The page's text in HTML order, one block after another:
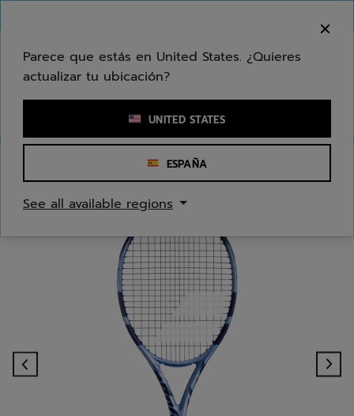
Ingresar una palabra clave o un número de artículo
Parece que estás en United States. ¿Quieres
actualizar tu ubicación?
UNITED STATES
ESPAÑA
See all available regions